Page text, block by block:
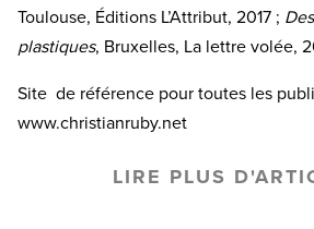
Toulouse, Éditions L’Attribut, 2017 ;
plastiques, Bruxelles, La lettre volée,
Site de référence pour toutes les
www.christianruby.net
LIRE PLUS